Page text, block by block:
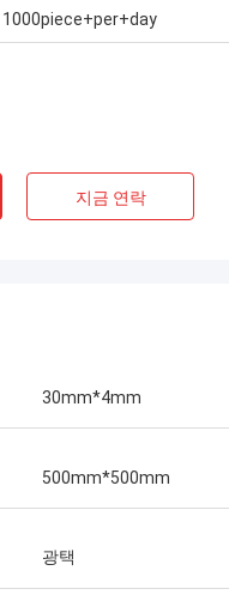
1000piece+per+day
지금 연락
30mm*4mm
500mm*500mm
광택